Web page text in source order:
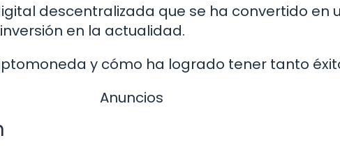
descentralizada que se ha convertido en
en la actualidad.
y cómo ha logrado tener tanto
Anuncios